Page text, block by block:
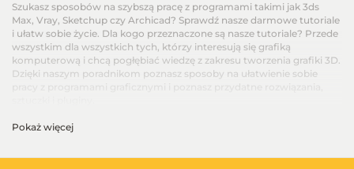
Szukasz sposobów na szybszą pracę z programami takimi jak 3ds
Max, Vray, Sketchup czy Archicad? Sprawdź nasze darmowe tutoriale
i ułatw sobie życie. Dla kogo przeznaczone są nasze tutoriale? Przede
wszystkim dla wszystkich tych, którzy interesują się grafiką
komputerową i chcą pogłębiać wiedzę z zakresu tworzenia grafiki 3D.
Dzięki naszym poradnikom poznasz sposoby na ułatwienie sobie
Pokaż więcej